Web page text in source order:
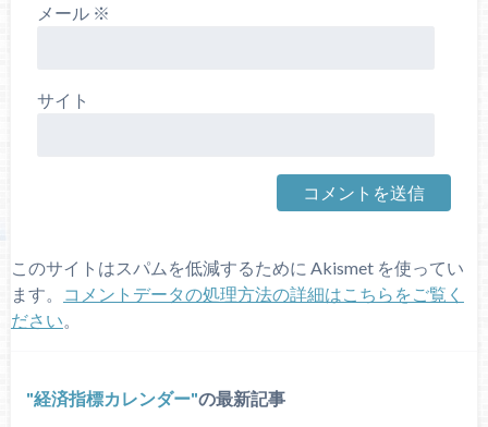
メール ※
サイト
このサイトはスパムを低減するために Akismet を使ってい
ます。
コメントデータの処理方法の詳細はこちらをご覧く
ださい。
経済指標カレンダー の最新記事